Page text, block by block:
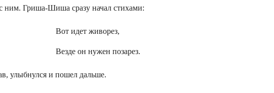
ним. Гриша-Шиша сразу начал стихами:
Вот идет живорез,
Везде он нужен позарез.
улыбнулся и пошел дальше.